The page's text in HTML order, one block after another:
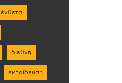
ένθετα
διεθνή
εκπαίδευση